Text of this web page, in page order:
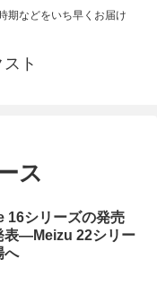
期などをいち早くお届け
ト
ス
16シリーズの発売
表—Meizu 22シリー
へ